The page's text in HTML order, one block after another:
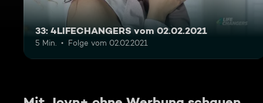
33: 4LIFECHANGERS vom 02.02.2021
5 Min. Folge vom 02.02.2021